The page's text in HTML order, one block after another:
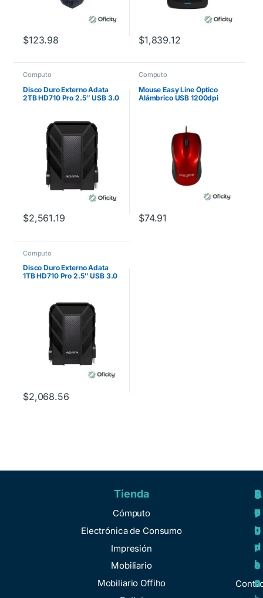
$123.98 $1,839.12
Computo
Disco Duro Externo Adata
2TB HD710 Pro 2.5″ USB 3.0
$2,561.19
Computo
Mouse Easy Line Óptico
Alámbrico USB 1200dpi
$74.91
Computo
Disco Duro Externo Adata
1TB HD710 Pro 2.5″ USB 3.0
$2,068.56
Tienda
Cómputo
Electrónica de Consumo
Impresión
Mobiliario
Mobiliario Offiho
A
y
u
d
a
S
o
b
r
e
n
R
e
g
u
l
a
S
e
r
v
i
c